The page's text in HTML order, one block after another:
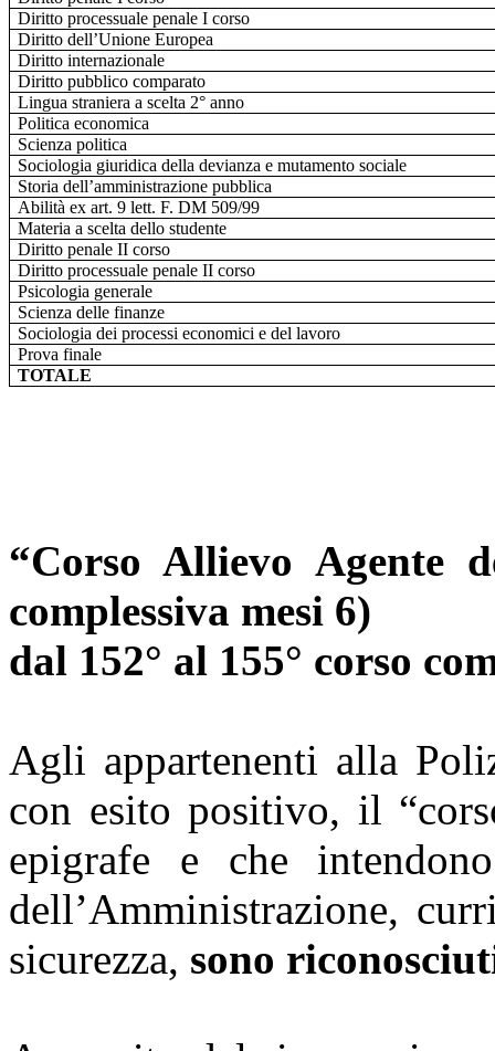
Diritto processuale penale I corso
Diritto dell’Unione Europea
Diritto internazionale
Diritto pubblico comparato
Lingua straniera a scelta 2° anno
Politica economica
Scienza politica
Sociologia giuridica della devianza e mutamento sociale
Storia dell’amministrazione pubblica
Abilità ex art. 9 lett. F. DM 509/99
Materia a scelta dello studente
Diritto penale II corso
Diritto processuale penale II corso
Psicologia generale
Scienza delle finanze
Sociologia dei processi economici e del lavoro
Prova finale
TOTALE
“Corso Allievo Agente
complessiva mesi 6)
dal 152° al 155° corso
Agli appartenenti alla
con esito positivo, il
epigrafe e che
dell’Amministrazione,
sicurezza, sono